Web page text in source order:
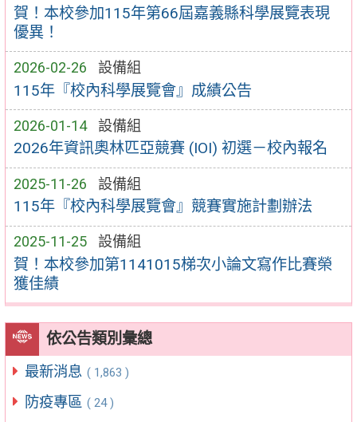
賀！本校參加115年第66屆嘉義縣科學展覽表現
優異！
2026-02-26 設備組
115年『校內科學展覽會』成績公告
2026-01-14 設備組
2026年資訊奧林匹亞競賽 (IOI) 初選－校內報名
2025-11-26 設備組
115年『校內科學展覽會』競賽實施計劃辦法
2025-11-25 設備組
賀！本校參加第1141015梯次小論文寫作比賽榮
獲佳績
依公告類別彙總
最新消息 ( 1,863 )
防疫專區 ( 24 )